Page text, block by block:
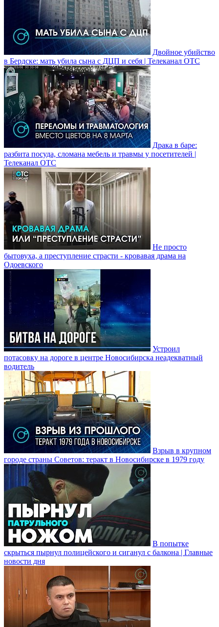
Двойное убийство
в Бердске: мать убила сына с ДЦП и себя | Телеканал ОТС
Драка в баре:
разбита посуда, сломана мебель и травмы у посетителей |
Телеканал ОТС
Не просто
бытовуха, а преступление страсти - кровавая драма на
Одоевского
Устроил
потасовку на дороге в центре Новосибирска неадекватный
водитель
Взрыв в крупном
городе страны Советов: теракт в Новосибирске в 1979 году
В попытке
скрыться пырнул полицейского и сиганул с балкона | Главные
новости дня